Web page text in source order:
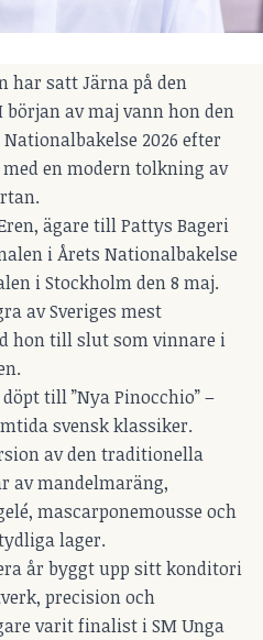
har satt Järna på den
av maj vann hon den
2026 efter
en modern tolkning av
ägare till Pattys Bageri
i Årets Nationalbakelse
i Stockholm den 8 maj.
av Sveriges mest
hon till slut som vinnare i
till ”Nya Pinocchio” –
svensk klassiker.
av den traditionella
av mandelmaräng,
mascarponemousse och
lager.
år byggt upp sitt konditori
precision och
varit finalist i SM Unga